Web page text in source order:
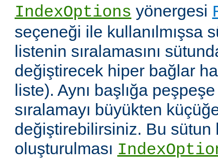
IndexOptions yönergesi
seçeneği ile kullanılmışsa
listenin sıralamasını
değiştirecek hiper bağlar
liste). Aynı başlığa
sıralamayı büyükten
değiştirebilirsiniz. Bu sütun
oluşturulması